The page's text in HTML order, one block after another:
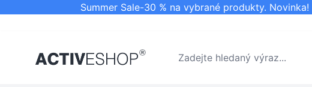
Summer Sale-30 % na vybrané produkty.
Zadejte hledaný výraz...